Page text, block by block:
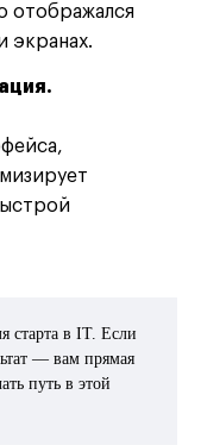
отображался
экранах.
старта в IT. Если
— вам прямая
путь в этой